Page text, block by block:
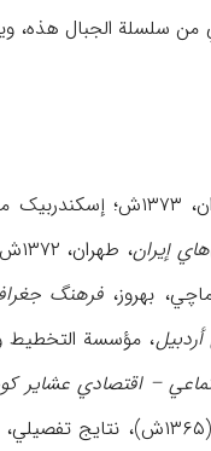
إیران، طهران، ۱۳۷۲ش؛
فرهنگ
، مؤسسة التخطیط
– اقتصادي عشایر
(۱۳۶۵ش)، نتایج